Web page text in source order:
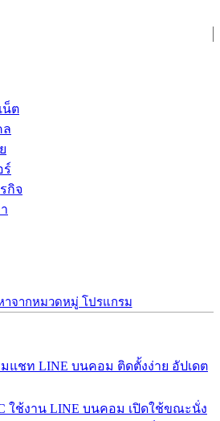
น็ต
ล
ร์
กิจ
าจากหมวดหมู่ โปรแกรม
มแชท LINE บนคอม ติดตั้งง่าย อัปเดต
ใช้งาน LINE บนคอม เปิดใช้ขณะนั่ง